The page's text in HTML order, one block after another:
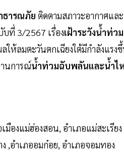
ธารณภัย ติดตามสภาวะอากาศแ
ที่ 3/2567 เรื่องเฝ้าระวังน้ำท่
ให้ลมตะวันตกเฉียงใต้มีกำลังแร
นการณ์น้ำท่วมฉับพลันและน้ำไ
มืองแม่ฮ่องสอน, อำเภอแม่สะเรีย
ง ,อำเภออมก๋อย, อำเภอจอมทอง